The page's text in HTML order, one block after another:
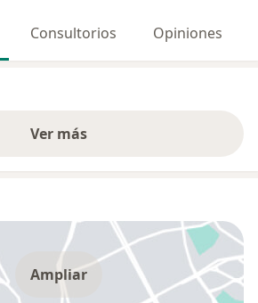
Consultorios Opiniones
Ver más
Ampliar